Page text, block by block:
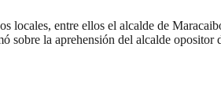
locales, entre ellos el alcalde de
la aprehensión del alcalde